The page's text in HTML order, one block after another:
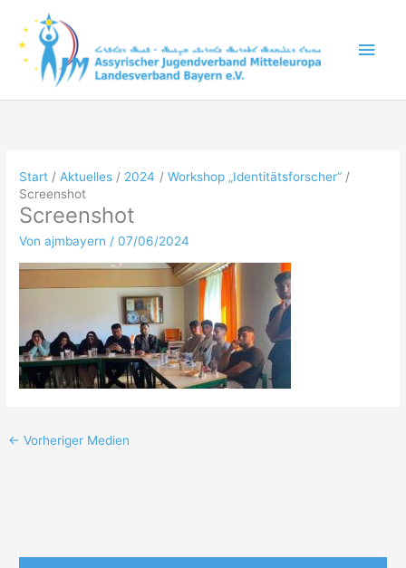
Inhalt
springen
Start Aktuelles 2024
Workshop „Identitätsforscher“
Screenshot
Screenshot
Vonajmbayern/07/06/2024
← Vorheriger Medien